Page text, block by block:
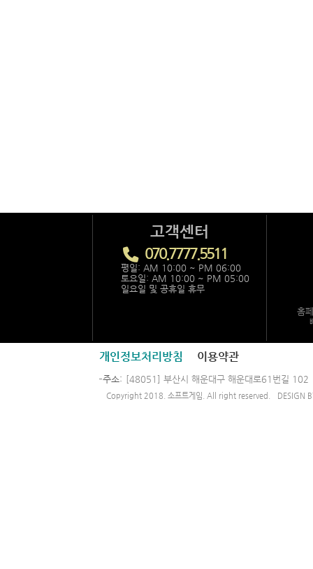
고객센터
070.7777.5511
평일: AM 10:00 ~ PM 06:00
토요일: AM 10:00 ~ PM 05:00
일요일 및 공휴일 휴무
홈
개인정보처리방침 이용약관
주소 [48051] 부산시 해운대구 해운대로61번길 102
Copyright 2018. 소프트게임. All right reserved. DESIGN